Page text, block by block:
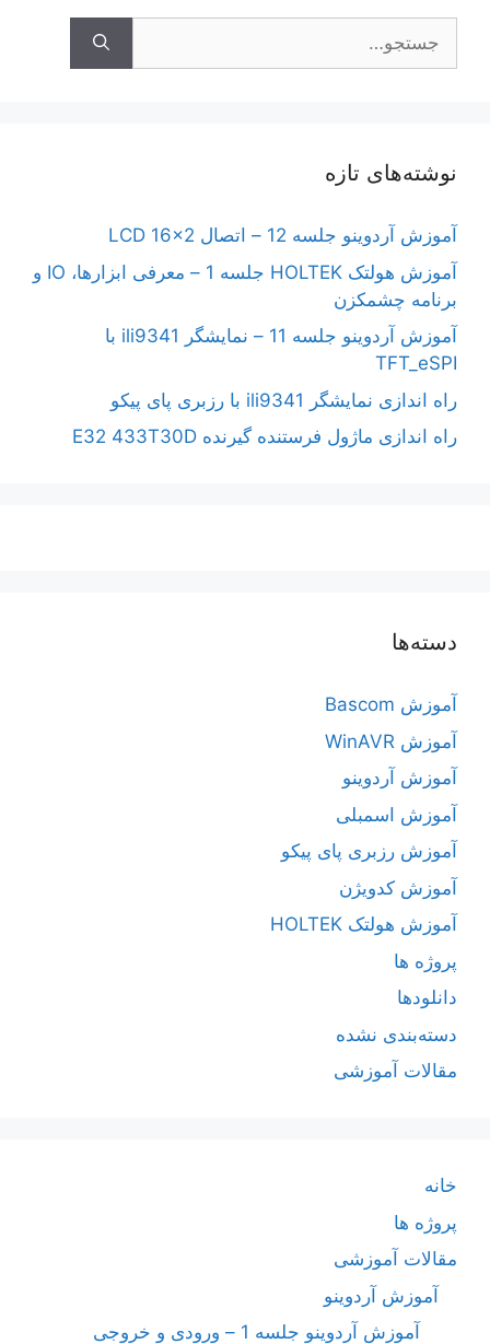
نوشته‌های تازه
آموزش آردوینو جلسه 12 – اتصال LCD 16×2
آموزش هولتک HOLTEK جلسه 1 – معرفی ابزارها، IO و
برنامه چشمکزن
آموزش آردوینو جلسه 11 – نمایشگر ili9341 با
TFT_eSPI
راه اندازی نمایشگر ili9341 با رزبری پای پیکو
راه اندازی ماژول فرستنده گیرنده E32 433T30D
دسته‌ها
آموزش Bascom
آموزش WinAVR
آموزش آردوینو
آموزش اسمبلی
آموزش رزبری پای پیکو
آموزش کدویژن
آموزش هولتک HOLTEK
پروژه ها
دانلودها
دسته‌بندی نشده
مقالات آموزشی
خانه
پروژه ها
مقالات آموزشی
آموزش آردوینو
آموزش آردوینو جلسه 1 – ورودی و خروجی